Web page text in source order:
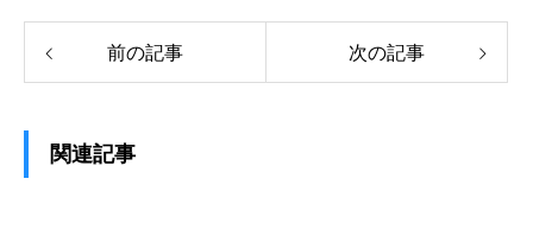
前の記事 次の記事
関連記事